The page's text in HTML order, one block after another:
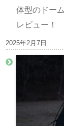
体型のドー
レビュー！
2025年2月7日